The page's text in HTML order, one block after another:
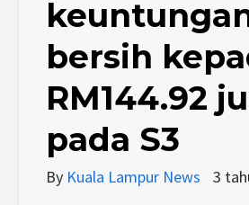
bersih
RM144.92
pada S3
By Kuala Lampur News 3